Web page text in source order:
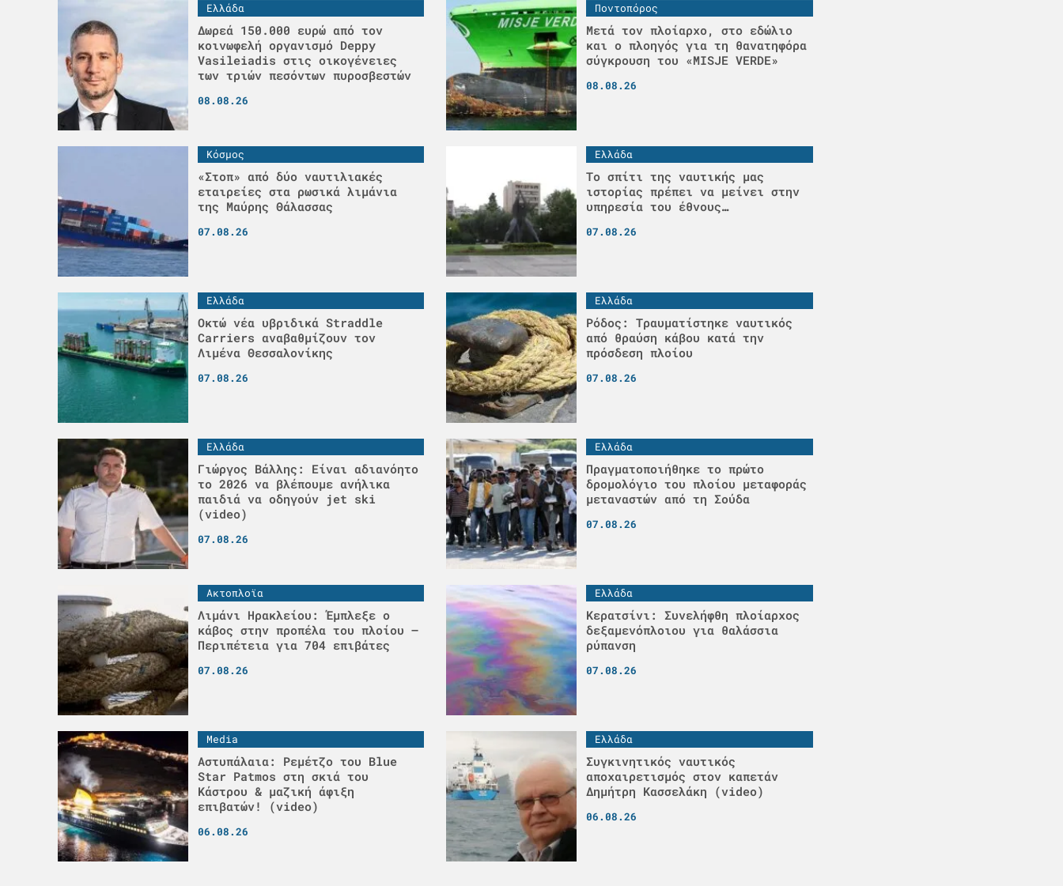
Ελλάδα
Δωρεά 150.000 ευρώ από τον
κοινωφελή οργανισμό Deppy
Vasileiadis στις οικογένειες
των τριών πεσόντων πυροσβεστών
08.08.26
Ποντοπόρος
Μετά τον πλοίαρχο, στο εδώλιο
και ο πλοηγός για τη θανατηφόρα
σύγκρουση του «MISJE VERDE»
08.08.26
Κόσμος
«Στοπ» από δύο ναυτιλιακές
εταιρείες στα ρωσικά λιμάνια
της Μαύρης Θάλασσας
07.08.26
Ελλάδα
Το σπίτι της ναυτικής μας
ιστορίας πρέπει να μείνει στην
υπηρεσία του έθνους…
07.08.26
Ελλάδα
Οκτώ νέα υβριδικά Straddle
Carriers αναβαθμίζουν τον
Λιμένα Θεσσαλονίκης
07.08.26
Ελλάδα
Ρόδος: Τραυματίστηκε ναυτικός
από θραύση κάβου κατά την
πρόσδεση πλοίου
07.08.26
Ελλάδα
Γιώργος Βάλλης: Είναι αδιανόητο
το 2026 να βλέπουμε ανήλικα
παιδιά να οδηγούν jet ski
(video)
07.08.26
Ελλάδα
Πραγματοποιήθηκε το πρώτο
δρομολόγιο του πλοίου μεταφοράς
μεταναστών από τη Σούδα
07.08.26
Ακτοπλοϊα
Λιμάνι Ηρακλείου: Έμπλεξε ο
κάβος στην προπέλα του πλοίου –
Περιπέτεια για 704 επιβάτες
07.08.26
Ελλάδα
Κερατσίνι: Συνελήφθη πλοίαρχος
δεξαμενόπλοιου για θαλάσσια
ρύπανση
07.08.26
Media
Αστυπάλαια: Ρεμέτζο του Blue
Star Patmos στη σκιά του
Κάστρου & μαζική άφιξη
επιβατών! (video)
06.08.26
Ελλάδα
Συγκινητικός ναυτικός
αποχαιρετισμός στον καπετάν
Δημήτρη Κασσελάκη (video)
06.08.26